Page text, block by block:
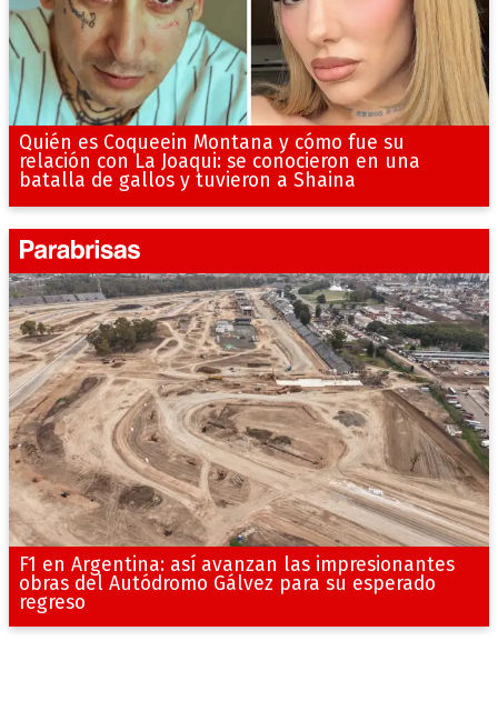
Quién es Coqueein Montana y cómo fue su
relación con La Joaqui: se conocieron en una
batalla de gallos y tuvieron a Shaina
F1 en Argentina: así avanzan las impresionantes
obras del Autódromo Gálvez para su esperado
regreso